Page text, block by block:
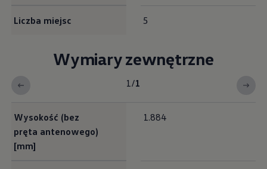
Liczba miejsc 5
Wymiary zewnętrzne
1/1
Wysokość (bez
pręta antenowego)
[mm]
1.884